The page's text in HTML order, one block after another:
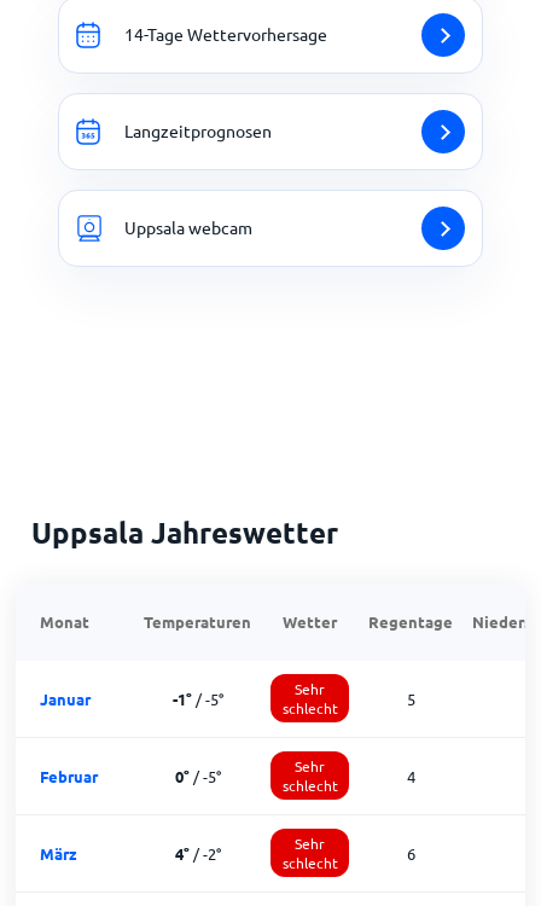
14-Tage Wettervorhersage
Langzeitprognosen
Uppsala webcam
Uppsala Jahreswetter
Monat Temperaturen Wetter Regentage
Januar -1°/-5°
Sehr
schlecht
5
Februar 0°/-5°
Sehr
schlecht
4
März 4°/-2°
Sehr
schlecht
6